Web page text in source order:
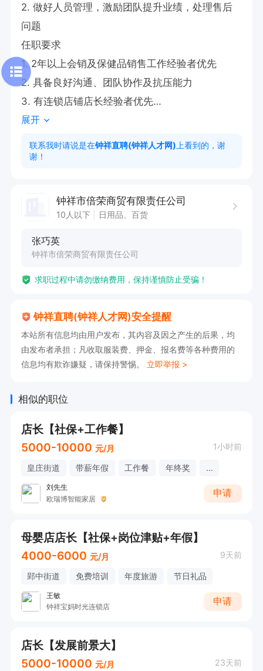
2. 做好人员管理，激励团队提升业绩，处理售后
问题
任职要求
1. 2年以上会销及保健品销售工作经验者优先
2. 具备良好沟通、团队协作及抗压能力
3. 有连锁店铺店长经验者优先
工作时间
早:7:00-晚5:30. 月休3 天   ，年终奖
具体工作时段根据店铺安排 有意者电话联系
展开
联系我时请说是在钟祥直聘(钟祥人才网) 上看到的，谢
谢！
钟祥市倍荣商贸有限责任公司
10人以下 日用品、百货
张巧英
钟祥市倍荣商贸有限责任公司
求职过程中请勿缴纳费用，保持谨慎防止受骗！
钟祥直聘(钟祥人才网)安全提醒
本站所有信息均由用户发布，其内容及因之产生的后果，均
由发布者承担；凡收取服装费、押金、报名费等各种费用的
信息均有欺诈嫌疑，请保持警惕。 立即举报 >
相似的职位
店长【社保+工作餐】
5000-10000 元/月 1小时前
皇庄街道 带薪年假 工作餐 年终奖 ...
刘先生
欧瑞博智能家居
申请
母婴店店长【社保+岗位津贴+年假】
4000-6000 元/月 9天前
郢中街道 免费培训 年度旅游 节日礼品
王敏
钟祥宝妈时光连锁店
申请
店长【发展前景大】
5000-10000 元/月 23天前